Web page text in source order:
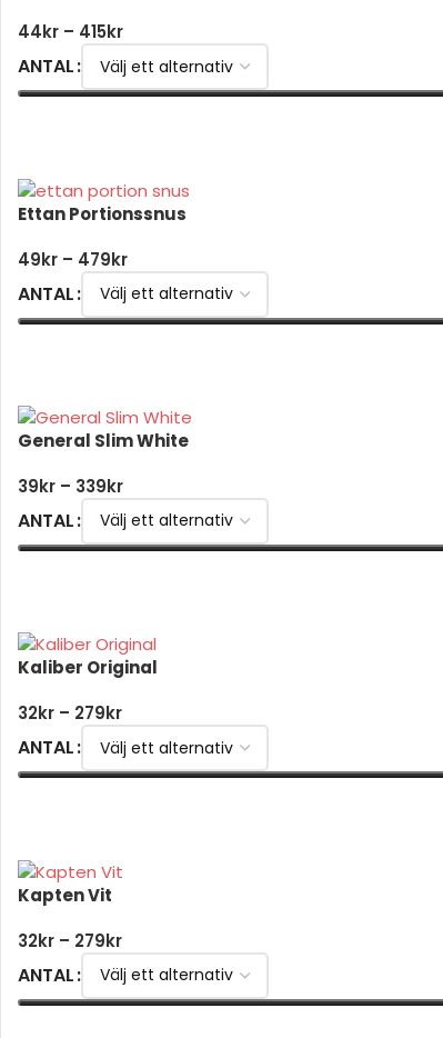
44kr – 415kr
ANTAL
Ettan Portionssnus
49kr – 479kr
ANTAL
General Slim White
39kr – 339kr
ANTAL
Kaliber Original
32kr – 279kr
ANTAL
Kapten Vit
32kr – 279kr
ANTAL